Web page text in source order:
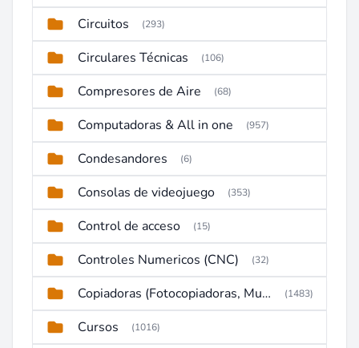
Circuitos (293)
Circulares Técnicas (106)
Compresores de Aire (68)
Computadoras & All in one (957)
Condesandores (6)
Consolas de videojuego (353)
Control de acceso (15)
Controles Numericos (CNC) (32)
Copiadoras (Fotocopiadoras, Multifunctions, Ploter, etc) (1483)
Cursos (1016)